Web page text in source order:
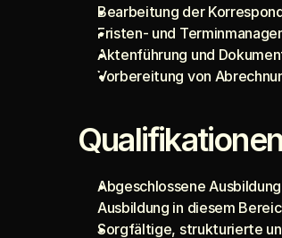
Bearbeitung der
Fristen- und
Aktenführung und
Vorbereitung von
Qualifikationen
Abgeschlossene
Ausbildung in diesem
Sorgfältige, strukturierte